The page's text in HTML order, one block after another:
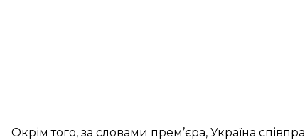
Окрім того, за словами прем’єра, Україна